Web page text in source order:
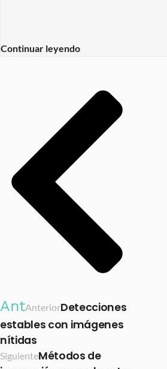
Continuar leyendo
AntAnteriorDetecciones
estables con imágenes
nítidas
SiguienteMétodos de